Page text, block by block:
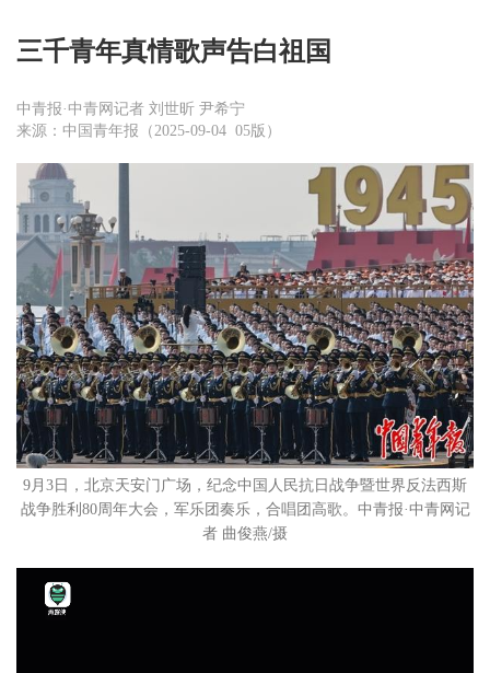
三千青年真情歌声告白祖国
中青报·中青网记者 刘世昕 尹希宁
来源：中国青年报（2025-09-04 05版）
9月3日，北京天安门广场，纪念中国人民抗日战争暨世界反法西斯
战争胜利80周年大会，军乐团奏乐，合唱团高歌。中青报·中青网记
者 曲俊燕/摄